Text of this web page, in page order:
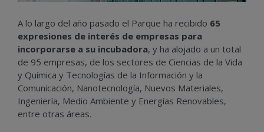
A lo largo del año pasado el Parque ha recibido 65
expresiones de interés de empresas para
incorporarse a su incubadora, y ha alojado a un total
de 95 empresas, de los sectores de Ciencias de la Vida
y Química y Tecnologías de la Información y la
Comunicación, Nanotecnología, Nuevos Materiales,
Ingeniería, Medio Ambiente y Energías Renovables,
entre otras áreas.